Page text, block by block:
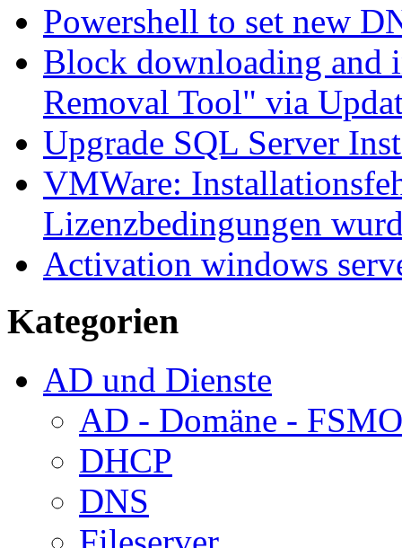
Powershell to set new
Block downloading and
Removal Tool" via
Upgrade SQL Server
VMWare:
Lizenzbedingungen
Activation windows
Kategorien
AD und Dienste
AD - Domäne - FSMO
DHCP
DNS